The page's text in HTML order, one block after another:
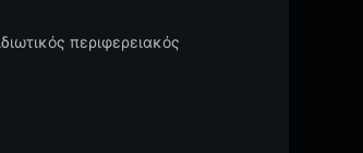
περιφερειακός